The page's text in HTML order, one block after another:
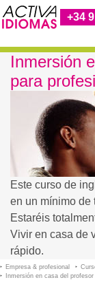
+34
Inmersión
para
Este curso de
en un mínimo de
Estaréis
Vivir en casa de
rápido.
Empresa & profesional
Inmersión en casa del profesor